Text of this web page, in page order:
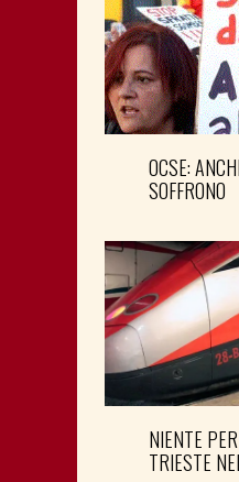
OCSE:
SOFFRONO
NIENTE
TRIESTE